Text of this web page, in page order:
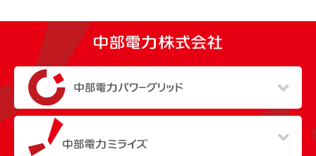
（新しいウィンドウを開きます）
（新しいウィンドウを開きます）